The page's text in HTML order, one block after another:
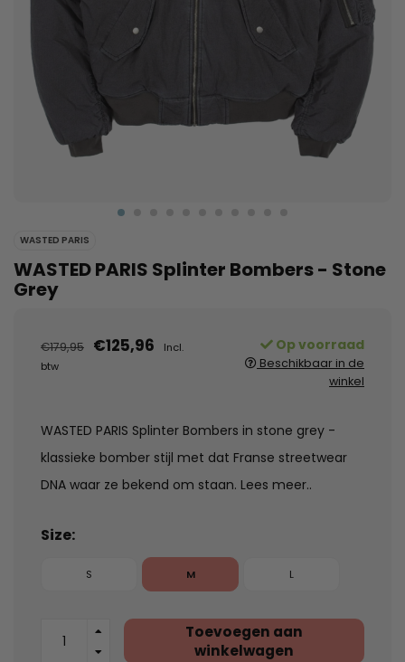
WASTED PARIS
WASTED PARIS Splinter Bombers - Stone
Grey
€179,95 €125,96
Incl.
btw
Op voorraad
Beschikbaar in de
winkel
WASTED PARIS Splinter Bombers in stone grey -
klassieke bomber stijl met dat Franse streetwear
DNA waar ze bekend om staan. Lees meer..
Size:
S M L
Toevoegen aan
winkelwagen